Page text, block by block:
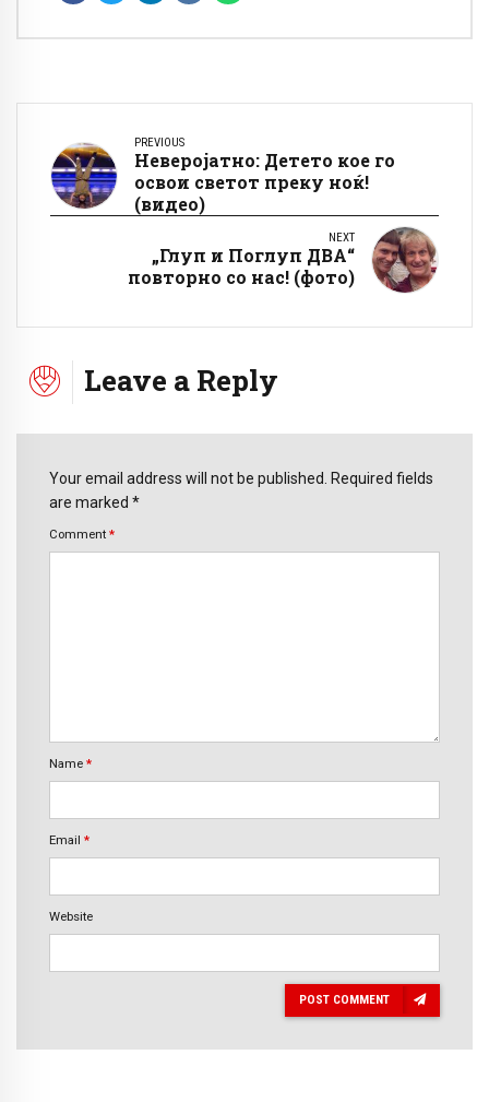
PREVIOUS
Неверојатно: Детето кое го
освои светот преку ноќ!
(видео)
NEXT
„Глуп и Поглуп ДВА“
повторно со нас! (фото)
Leave a Reply
Your email address will not be published. Required fields
are marked *
Comment *
Name *
Email *
Website
POST COMMENT